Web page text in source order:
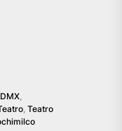
,
, Teatro